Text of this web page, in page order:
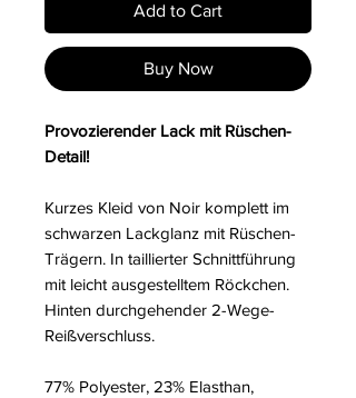
Add to Cart
Buy Now
Provozierender Lack mit Rüschen-
Detail!
Kurzes Kleid von Noir komplett im
schwarzen Lackglanz mit Rüschen-
Trägern. In taillierter Schnittführung
mit leicht ausgestelltem Röckchen.
Hinten durchgehender 2-Wege-
Reißverschluss.
77% Polyester, 23% Elasthan,